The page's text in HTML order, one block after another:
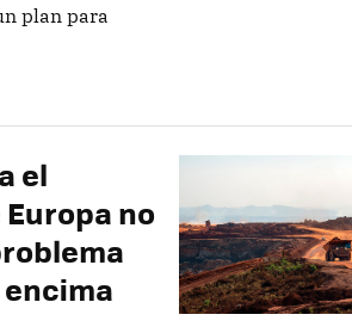
plan para
el
no